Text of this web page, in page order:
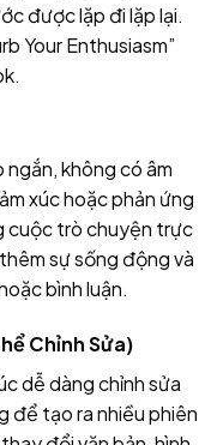
được lặp đi lặp lại.
Your Enthusiasm”
không có âm
xúc hoặc phản ứng
cuộc trò chuyện trực
sự sống động và
bình luận.
Chỉnh Sửa)
dễ dàng chỉnh sửa
để tạo ra nhiều phiên